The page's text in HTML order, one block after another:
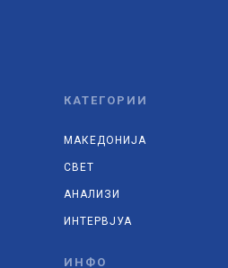
КАТЕГОРИИ
МАКЕДОНИЈА
СВЕТ
АНАЛИЗИ
ИНТЕРВЈУА
ИНФО